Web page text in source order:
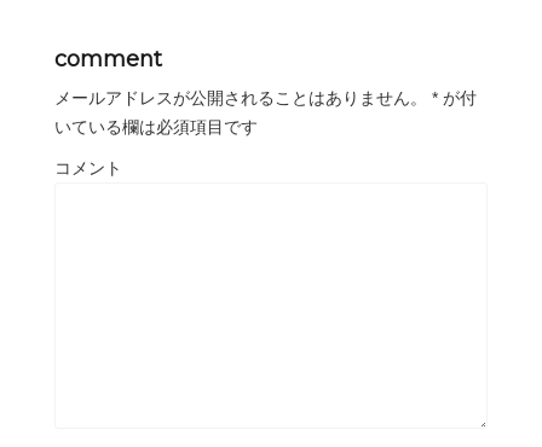
comment
メールアドレスが公開されることはありません。 * が付
いている欄は必須項目です
コメント